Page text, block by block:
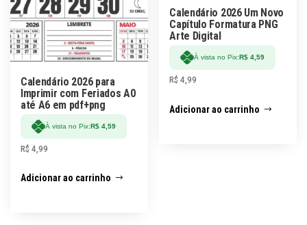
Calendário 2026 para
Imprimir com Feriados A0
até A6 em pdf+png
À vista no Pix:R$ 4,59
R$ 4,99
Adicionar ao carrinho
Calendário 2026 Um Novo
Capítulo Formatura PNG
Arte Digital
À vista no Pix:R$ 4,59
R$ 4,99
Adicionar ao carrinho